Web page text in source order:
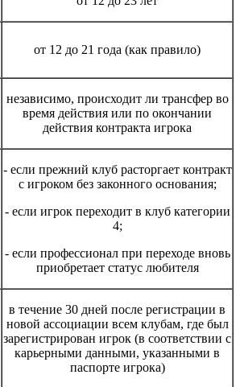
от 12 до 21 года (как правило)
независимо, происходит ли трансфер во
время действия или по окончании
действия контракта игрока
- если прежний клуб расторгает контракт
с игроком без законного основания;
- если игрок переходит в клуб категории
4;
- если профессионал при переходе вновь
приобретает статус любителя
в течение 30 дней после регистрации в
новой ассоциации всем клубам, где был
зарегистрирован игрок (в соответствии с
карьерными данными, указанными в
паспорте игрока)